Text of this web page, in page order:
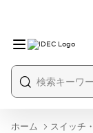
ホーム スイッチ